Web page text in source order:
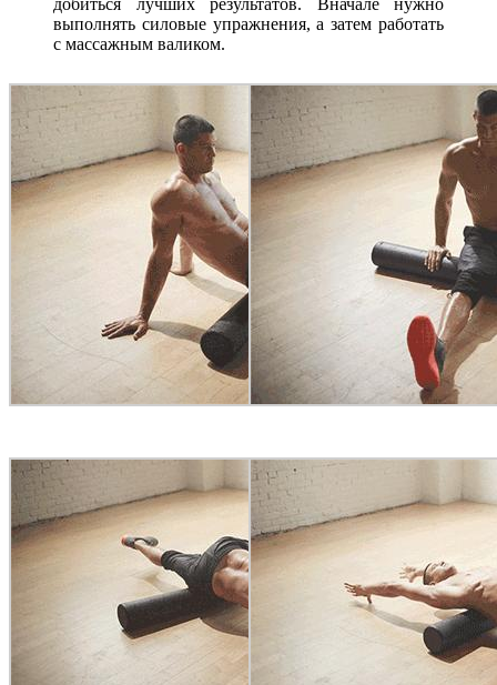
выполнять силовые упражнения, а затем работать
с массажным валиком.